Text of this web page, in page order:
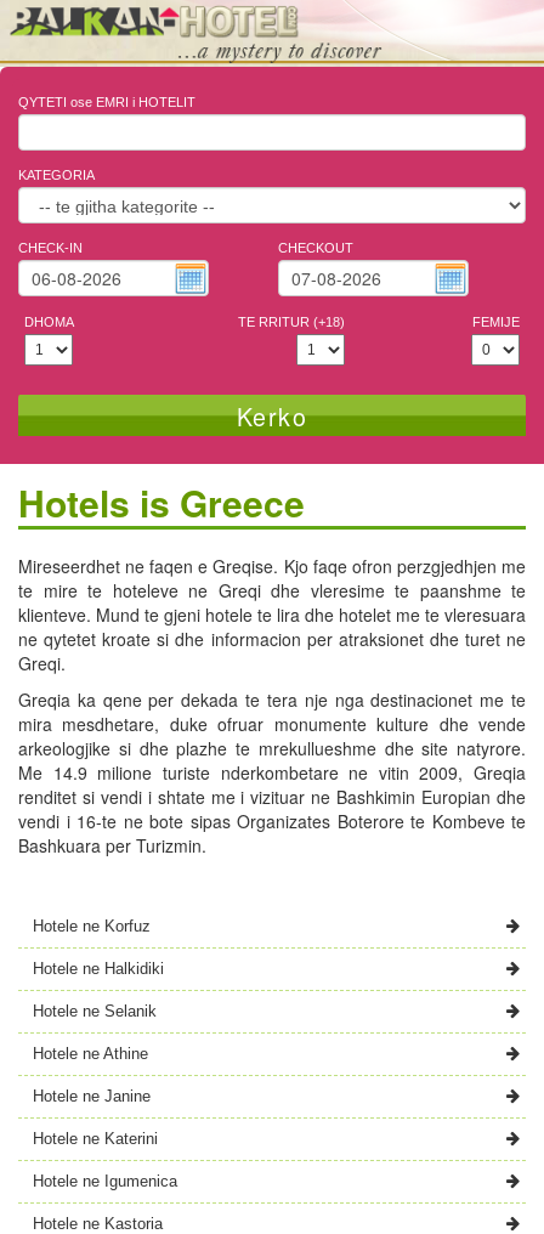
QYTETI ose EMRI i HOTELIT
KATEGORIA
CHECK-IN CHECKOUT
DHOMA TE RRITUR (+18) FEMIJE
Kerko
Hotels is Greece
Mireseerdhet ne faqen e Greqise. Kjo faqe ofron perzgjedhjen me
te mire te hoteleve ne Greqi dhe vleresime te paanshme te
klienteve. Mund te gjeni hotele te lira dhe hotelet me te vleresuara
ne qytetet kroate si dhe informacion per atraksionet dhe turet ne
Greqi.
Greqia ka qene per dekada te tera nje nga destinacionet me te
mira mesdhetare, duke ofruar monumente kulture dhe vende
arkeologjike si dhe plazhe te mrekullueshme dhe site natyrore.
Me 14.9 milione turiste nderkombetare ne vitin 2009, Greqia
renditet si vendi i shtate me i vizituar ne Bashkimin Europian dhe
vendi i 16-te ne bote sipas Organizates Boterore te Kombeve te
Bashkuara per Turizmin.
Hotele ne Korfuz
Hotele ne Halkidiki
Hotele ne Selanik
Hotele ne Athine
Hotele ne Janine
Hotele ne Katerini
Hotele ne Igumenica
Hotele ne Kastoria